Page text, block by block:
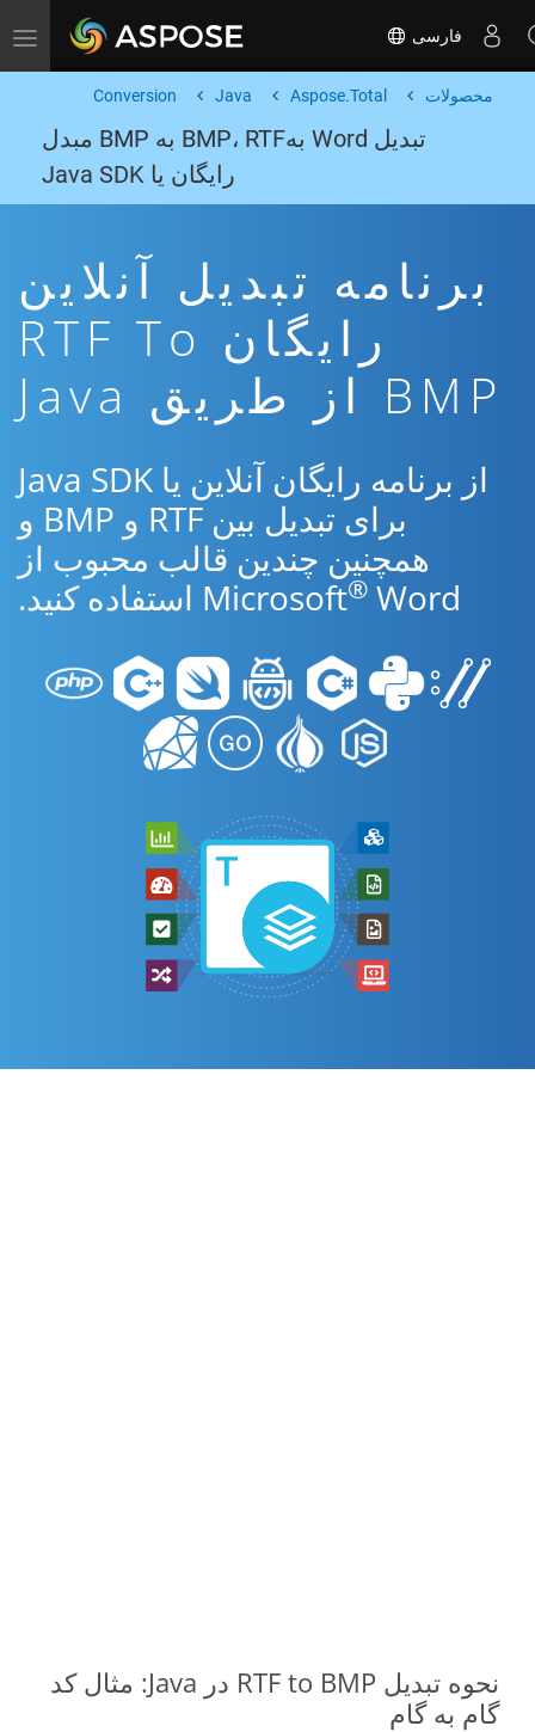
Toggle navigation فارسی
محصولات Aspose.Total
Java
Conversion
تبدیل Word بهBMP، RTF به BMP مبدل
رایگان یا Java SDK
برنامه تبدیل آنلاین
رایگان RTF To
BMP از طریق Java
از برنامه رایگان آنلاین یا Java SDK
برای تبدیل بین RTF و BMP و
همچنین چندین قالب محبوب از
Microsoft® Word استفاده کنید.
نحوه تبدیل RTF to BMP در Java: مثال کد
گام به گام